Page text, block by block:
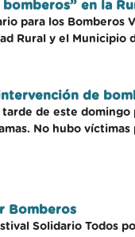
en la
para los
Rural y el Municipio
de
de este
No hubo
Bomberos
Solidario Todos